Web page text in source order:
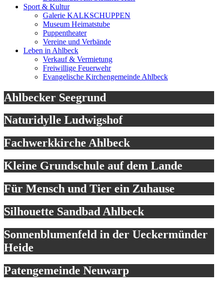
Sport & Kultur
Galerie KALKSCHUPPEN
Museum Heimatstube
Puppentheater
Vereine und Verbände
Leben in Ahlbeck
Verkauf & Vermietung
Freiwillige Feuerwehr
Evangelische Kirchengemeinde Ahlbeck
Ahlbecker Seegrund
Naturidylle Ludwigshof
Fachwerkkirche Ahlbeck
Kleine Grundschule auf dem Lande
Für Mensch und Tier ein Zuhause
Silhouette Sandbad Ahlbeck
Sonnenblumenfeld in der Ueckermünder
Heide
Patengemeinde Neuwarp